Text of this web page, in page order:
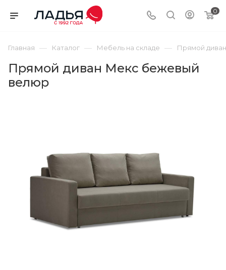
0
Главная — Каталог — Мебель на складе — Прямой
Прямой диван Мекс бежевый
велюр